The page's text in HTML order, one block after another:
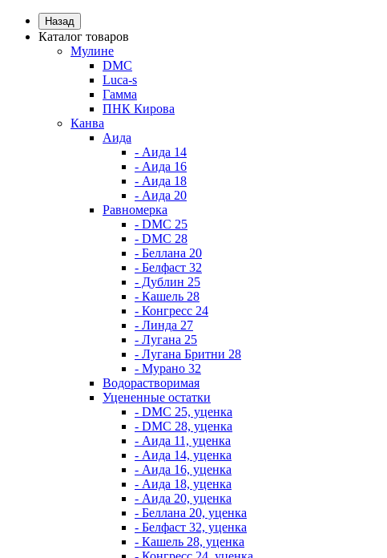
Назад
Каталог товаров
Мулине
DMC
Luca-s
Гамма
ПНК Кирова
Канва
Аида
- Аида 14
- Аида 16
- Аида 18
- Аида 20
Равномерка
- DMC 25
- DMC 28
- Беллана 20
- Белфаст 32
- Дублин 25
- Кашель 28
- Конгресс 24
- Линда 27
- Лугана 25
- Лугана Бритни 28
- Мурано 32
Водорастворимая
Уцененные остатки
- DMC 25, уценка
- DMC 28, уценка
- Аида 11, уценка
- Аида 14, уценка
- Аида 16, уценка
- Аида 18, уценка
- Аида 20, уценка
- Беллана 20, уценка
- Белфаст 32, уценка
- Кашель 28, уценка